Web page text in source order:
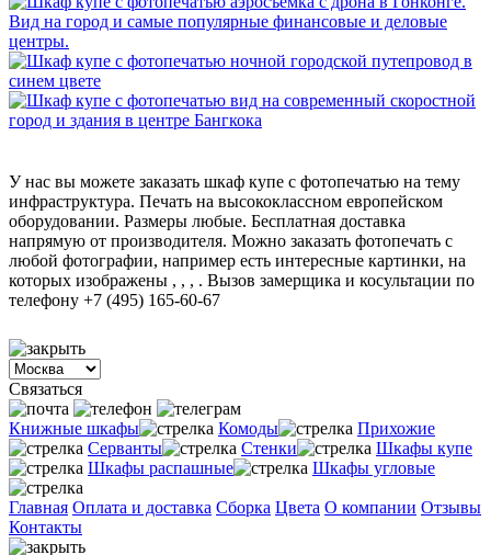
У нас вы можете заказать шкаф купе с фотопечатью на тему
инфраструктура. Печать на высококлассном европейском
оборудовании. Размеры любые. Бесплатная доставка
напрямую от производителя. Можно заказать фотопечать с
любой фотографии, например есть интересные картинки, на
которых изображены , , , . Вызов замерщика и косультации по
телефону +7 (495) 165-60-67
Связаться
Книжные шкафы Комоды
Прихожие
Серванты
Стенки
Шкафы купе
Шкафы распашные
Шкафы угловые
Главная Оплата и доставка Сборка Цвета О компании Отзывы
Контакты